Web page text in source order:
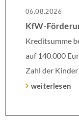
06.08.2026
Kreditsumme
auf 140.000
Zahl der
Bundes
Zinsbindung
weiterlesen